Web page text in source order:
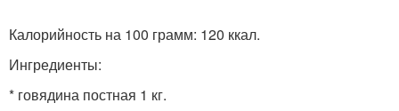
Калорийность на 100 грамм: 120 ккал.
Ингредиенты:
* говядина постная 1 кг.